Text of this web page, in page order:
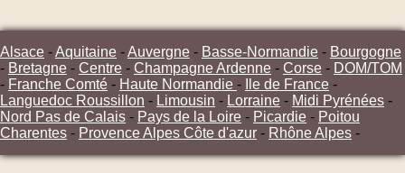
Alsace -Aquitaine -Auvergne - Basse-Normandie - Bourgogne
- Bretagne - Centre - Champagne Ardenne - Corse - DOM/TOM
- Franche Comté - Haute Normandie - Ile de France -
Languedoc Roussillon - Limousin - Lorraine - Midi Pyrénées -
Nord Pas de Calais - Pays de la Loire - Picardie - Poitou
Charentes - Provence Alpes Côte d'azur - Rhône Alpes -